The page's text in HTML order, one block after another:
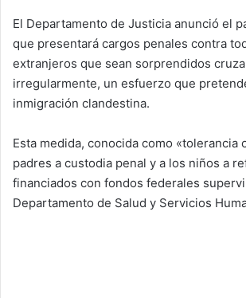
El Departamento de Justicia anunció el
que presentará cargos penales contra
extranjeros que sean sorprendidos
irregularmente, un esfuerzo que
inmigración clandestina.
Esta medida, conocida como «tolerancia
padres a custodia penal y a los niños a
financiados con fondos federales
Departamento de Salud y Servicios